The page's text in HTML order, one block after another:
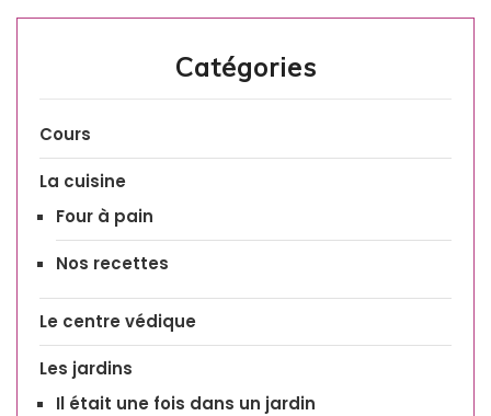
Catégories
Cours
La cuisine
Four à pain
Nos recettes
Le centre védique
Les jardins
Il était une fois dans un jardin